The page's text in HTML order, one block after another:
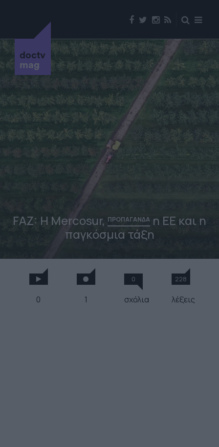
doctv
mag
FAZ: Η Mercosur, ΠΡΟΠΑΓΑΝΔΑ η ΕΕ και η
παγκόσμια τάξη
0 1
0
σχόλια
228
λέξεις